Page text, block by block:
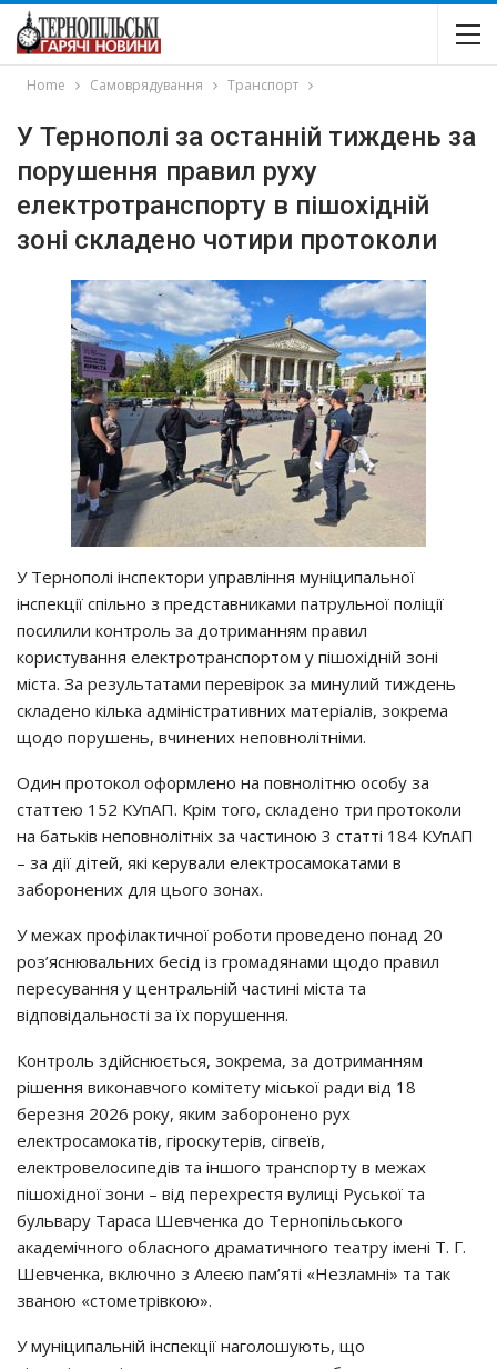
Home Самоврядування Транспорт
У Тернополі за останній тиждень за
порушення правил руху
електротранспорту в пішохідній
зоні складено чотири протоколи
У Тернополі інспектори управління муніципальної
інспекції спільно з представниками патрульної поліції
посилили контроль за дотриманням правил
користування електротранспортом у пішохідній зоні
міста. За результатами перевірок за минулий тиждень
складено кілька адміністративних матеріалів, зокрема
щодо порушень, вчинених неповнолітніми.
Один протокол оформлено на повнолітню особу за
статтею 152 КУпАП. Крім того, складено три протоколи
на батьків неповнолітніх за частиною 3 статті 184 КУпАП
– за дії дітей, які керували електросамокатами в
заборонених для цього зонах.
У межах профілактичної роботи проведено понад 20
роз’яснювальних бесід із громадянами щодо правил
пересування у центральній частині міста та
відповідальності за їх порушення.
Контроль здійснюється, зокрема, за дотриманням
рішення виконавчого комітету міської ради від 18
березня 2026 року, яким заборонено рух
електросамокатів, гіроскутерів, сігвеїв,
електровелосипедів та іншого транспорту в межах
пішохідної зони – від перехрестя вулиці Руської та
бульвару Тараса Шевченка до Тернопільського
академічного обласного драматичного театру імені Т. Г.
Шевченка, включно з Алеєю пам’яті «Незламні» та так
званою «стометрівкою».
У муніципальній інспекції наголошують, що